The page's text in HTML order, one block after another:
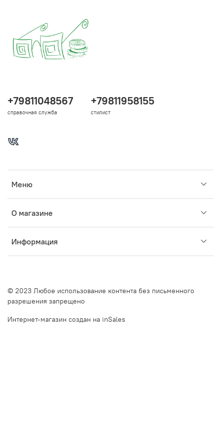
Меню
О магазине
Информация
+79811048567
справочная служба
+79811958155
стилист
© 2023 Любое использование контента без письменного
разрешения запрещено
Интернет-магазин создан на inSales